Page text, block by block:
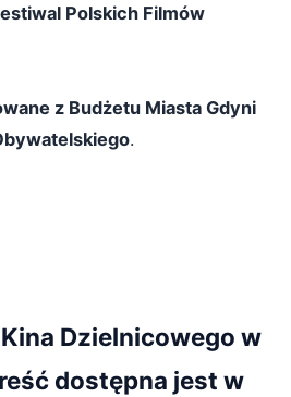
Polskich Filmów
z Budżetu Miasta Gdyni
.
Dzielnicowego w
dostępna jest w